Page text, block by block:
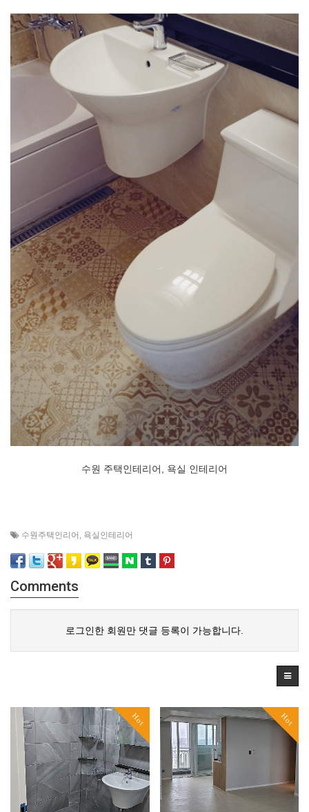
수원 주택인테리어, 욕실 인테리어
수원주택인리어 , 욕실인테리어
Comments
로그인한 회원만 댓글 등록이 가능합니다.
Hot Hot